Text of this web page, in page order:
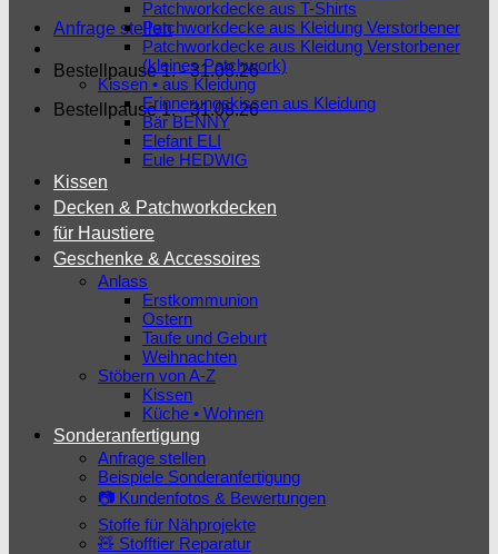
Anfrage stellen
Bestellpause 1. - 31.08.26
Bestellpause 1. - 31.08.26
Patchworkdecke aus T-Shirts
Patchworkdecke aus Kleidung Verstorbener
Patchworkdecke aus Kleidung Verstorbener
(kleines Patchwork)
Kissen • aus Kleidung
Erinnerungskissen aus Kleidung
Bär BENNY
Elefant ELI
Eule HEDWIG
Kissen
Decken & Patchworkdecken
für Haustiere
Geschenke & Accessoires
Anlass
Erstkommunion
Ostern
Taufe und Geburt
Weihnachten
Stöbern von A-Z
Kissen
Küche • Wohnen
Sonderanfertigung
Anfrage stellen
Beispiele Sonderanfertigung
📷 Kundenfotos & Bewertungen
Stoffe für Nähprojekte
🧸 Stofftier Reparatur